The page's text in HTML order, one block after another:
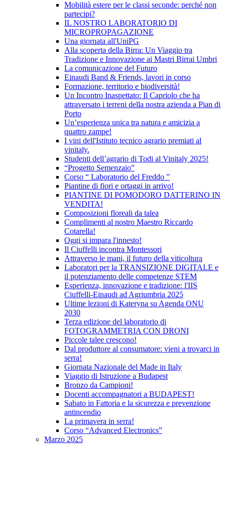
Mobilità estere per le classi seconde: perché non
partecipi?
IL NOSTRO LABORATORIO DI
MICROPROPAGAZIONE
Una giornata all'UniPG
Alla scoperta della Birra: Un Viaggio tra
Tradizione e Innovazione ai Mastri Birrai Umbri
La comunicazione del Futuro
Einaudi Band & Friends, lavori in corso
Formazione, territorio e biodiversità!
Un Incontro Inaspettato: Il Capriolo che ha
attraversato i terreni della nostra azienda a Pian di
Porto
Un’esperienza unica tra natura e amicizia a
quattro zampe!
I vini dell'Istituto tecnico agrario premiati al
vinitaly.
Studenti dell’agrario di Todi al Vinitaly 2025!
“Progetto Semenzaio”
Corso “ Laboratorio del Freddo ”
Piantine di fiori e ortaggi in arrivo!
PIANTINE DI POMODORO DATTERINO IN
VENDITA!
Composizioni floreali da talea
Complimenti al nostro Maestro Riccardo
Cotarella!
Oggi si impara l'innesto!
Il Ciuffelli incontra Montessori
Attraverso le mani, il futuro della viticoltura
Laboratori per la TRANSIZIONE DIGITALE e
il potenziamento delle competenze STEM
Esperienza, innovazione e tradizione: l'IIS
Ciuffelli-Einaudi ad Agriumbria 2025
Ultime lezioni di Kateryna su Agenda ONU
2030
Terza edizione del laboratorio di
FOTOGRAMMETRIA CON DRONI
Piccole talee crescono!
Dal produttore al consumatore: vieni a trovarci in
serra!
Giornata Nazionale del Made in Italy
Viaggio di Istruzione a Budapest
Bronzo da Campioni!
Docenti accompagnatori a BUDAPEST!
Sabato in Fattoria e la sicurezza e prevenzione
antincendio
La primavera in serra!
Corso “Advanced Electronics”
Marzo 2025